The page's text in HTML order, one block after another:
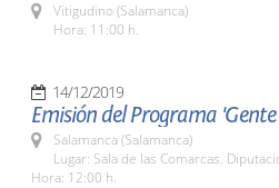
Vitigudino (Salamanca)
Hora: 11:00 h.
14/12/2019
Emisión del Programa
Salamanca (Salamanca)
Lugar: Sala de las Comarcas.
Hora: 12:00 h.